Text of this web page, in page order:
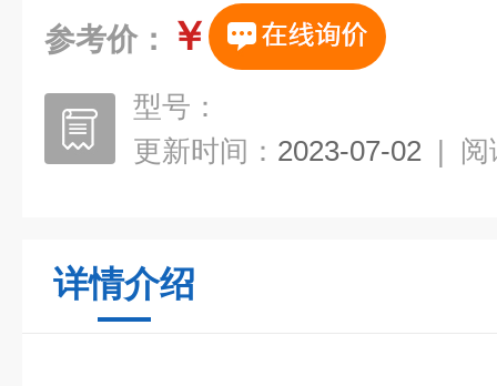
参考价： ￥
型号：
更新时间： 2023-07-02 | 阅
详情介绍